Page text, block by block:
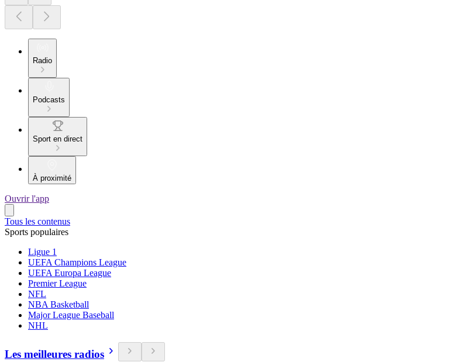
Radio
Podcasts
Sport en direct
À proximité
Ouvrir l'app
Tous les contenus
Sports populaires
Ligue 1
UEFA Champions League
UEFA Europa League
Premier League
NFL
NBA Basketball
Major League Baseball
NHL
Les meilleures radios